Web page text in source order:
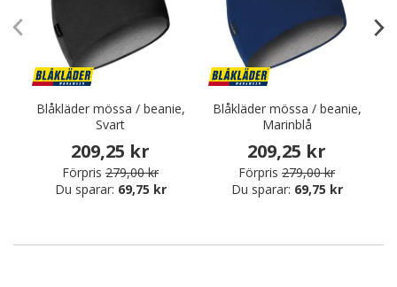
Blåkläder mössa / beanie,
Svart
209,25 kr
Förpris 279,00 kr
Du sparar: 69,75 kr
Blåkläder mössa / beanie,
Marinblå
209,25 kr
Förpris 279,00 kr
Du sparar: 69,75 kr